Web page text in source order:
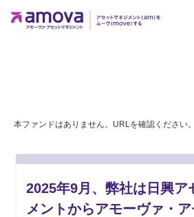
本ファンドはありません。URLを確認ください。
2025年9月、弊社は日興ア
メントからアモーヴァ・